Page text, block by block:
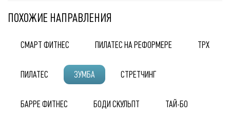
ПОХОЖИЕ НАПРАВЛЕНИЯ
СМАРТ ФИТНЕС ПИЛАТЕС НА РЕФОРМЕРЕ ТРХ
ПИЛАТЕС ЗУМБА СТРЕТЧИНГ
БАРРЕ ФИТНЕС БОДИ СКУЛЬПТ ТАЙ-БО